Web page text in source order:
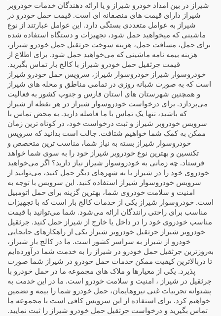
شیراز در بین امداد خودرو شیراز و یا ارائه دهندگان خدمات خودروبر
شیراز دارای قیمت های منصفانه ای است. قیمت حمل خودرو در
شیراز به عوامل متعددی بستگی دارد. این عوامل عبارتند از نوع
ماشینی که میخواهید حمل شود، تجهیزات و دستگاه استفاده شده
برای حمل، مسافت حمل، هزینه سوخت جرثقیل حمل خودرو شیراز،
هزینه بیمه نامه ماشینی که می‌خواهید حمل شود. برای اطلاع از
قیمت جرثقیل حمل خودرو شیراز با کالج بار تماس بگیرید.
خودروسوار شیراز خودروسوار شیراز، سرویس حمل خودرو شیراز
است که به صورت شبانه روزی در تمامی مناطق و محله های شیراز
و همچنین شهرستان های استان فارس و جنوب کشور به فعالیت
می‌پردازد. برای درخواست خودروسوار شیراز در هر نقطه از شیراز
که باشید، تنها یک تماس با ما فاصله دارید. به محض تماس با
سرویس خودروبر شیراز و ثبت درخواست خود، در کوتاه ترین زمان
ممکن به کمک شما خواهیم شتافت. جالب است بدانید که سرویس
خودروسوار شیراز بسته به نیاز شما، مناسب ترین متخصص و
تکنسین و بهترین نوع خودروبر شیراز خود را به سوی شما خواهد
فرستاد. چه زمانی به خودروسوار شیراز نیاز دارید؟ اگر می‌خواهید
خودروی خود را در شیراز یا به شهرهای دیگر حمل کنید، می‌توانید از
سرویس خودروسوار شیراز استفاده کنید. این سرویس با توجه به
امنیت و سلامت خودروی شما، بهترین گزینه برای حمل اتومبیل
است. خودروسوار شیراز یکی از خدمات کالج بار است که با تجهیزات
مناسب برای راحتی رانندگان ارائه می‌شود. شما می‌توانید با قیمت
مناسب خودروی خود را در داخل یا خارج از شیراز حمل کنید. جرثقیل
خودروبر شیراز جرثقیل خودروبر شیراز یکی از راهکارهای جابجایی
خودرو از شیراز به سراسر کشور است. ما در کالج بار شیراز،
به‌روزترین جرثقیل حمل خودرو در شیراز را به خدمت شما درآورده‌ایم
تا دربالاترین کیفیت ممکن خدمات حمل خودرو در شیراز شما صورت
پذیرد. یکی از معیارها و ملاک های مجموعه ما در حمل خودرو با
جرثقیل در شیراز ، امنیت و سلامت خودرو است. ما در این خدمت به
پشتوانه تجربیات غنی نیروهایمان، حمل خودرو شما را بیمه و تضمین
خواهیم کرد. برای استفاده از این سرویس کافی است با مجموعه ما
تماس بگیرید و درخواست جرثقیل حمل خودرو شیراز را ثبت نمایید.